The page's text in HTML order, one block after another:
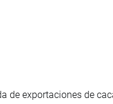
de exportaciones de